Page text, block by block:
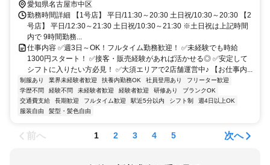
愛知県名古屋市中区
勤務時間詳細 【1号店】 平日/11:30～20:30 土日祝/10:30～20:30 【2
号店】 平日/12:30～21:30 土日祝/10:30～21:30 ※土日祝は上記時間
内で 9時間勤務...
仕事内容 ✅週3日～OK！フルタイム勤務歓迎！ ✅未経験でも時給
1300円スタート！ ✅接客・販売経験があれば活かせる◎ ✅安定して
シフトに入りたい方必見！ ✅大須エリアで2店舗運営中♪ 【お仕事内...
制服あり 業界未経験者歓迎 扶養内勤務OK 社員登用あり
フリーター歓迎
学歴不問
経験不問 未経験者歓迎 経験者歓迎 研修あり
ブランクOK
交通費支給
長期歓迎 フルタイム歓迎 駅近5分以内 シフト制
週4日以上OK
服装自由
髪型・髪色自由
前へ 1 2 3 4 5 次へ